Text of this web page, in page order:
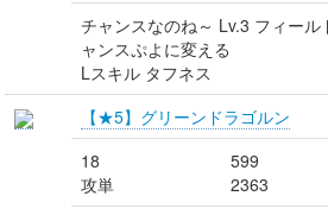
チャンスなのね～ Lv.3 フィー
ャンスぷよに変える
Lスキル タフネス
【★5】グリーンドラゴルン
18
攻単
599
2363